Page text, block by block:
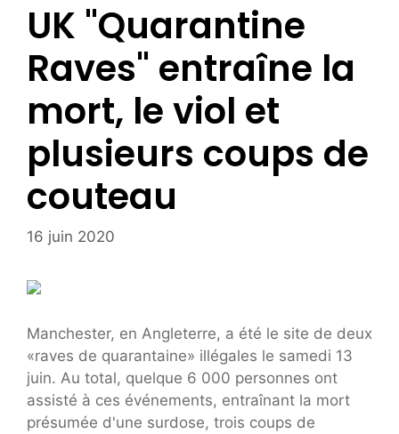
UK "Quarantine
Raves" entraîne la
mort, le viol et
plusieurs coups de
couteau
16 juin 2020
Manchester, en Angleterre, a été le site de deux
«raves de quarantaine» illégales le samedi 13
juin. Au total, quelque 6 000 personnes ont
assisté à ces événements, entraînant la mort
présumée d'une surdose, trois coups de